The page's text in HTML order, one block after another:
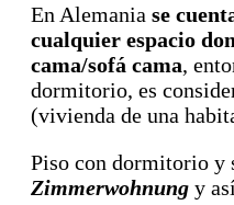
En Alemania se
cualquier espacio
cama/sofá cama,
dormitorio, es
(vivienda de una
Piso con dormitorio y
Zimmerwohnung y